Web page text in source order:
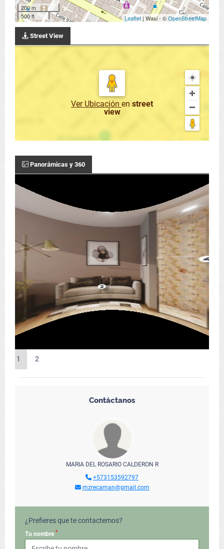
200 m
500 ft
Leaflet | Wasi - ©OpenStreetMap
Street View
Ver Ubicación en street
view
Panorámicas y 360
1 2
Contáctanos
MARIA DEL ROSARIO CALDERON R
+573153592797
mzrecaman@gmail.com
¿Prefieres que te contactemos?
Tu nombre *